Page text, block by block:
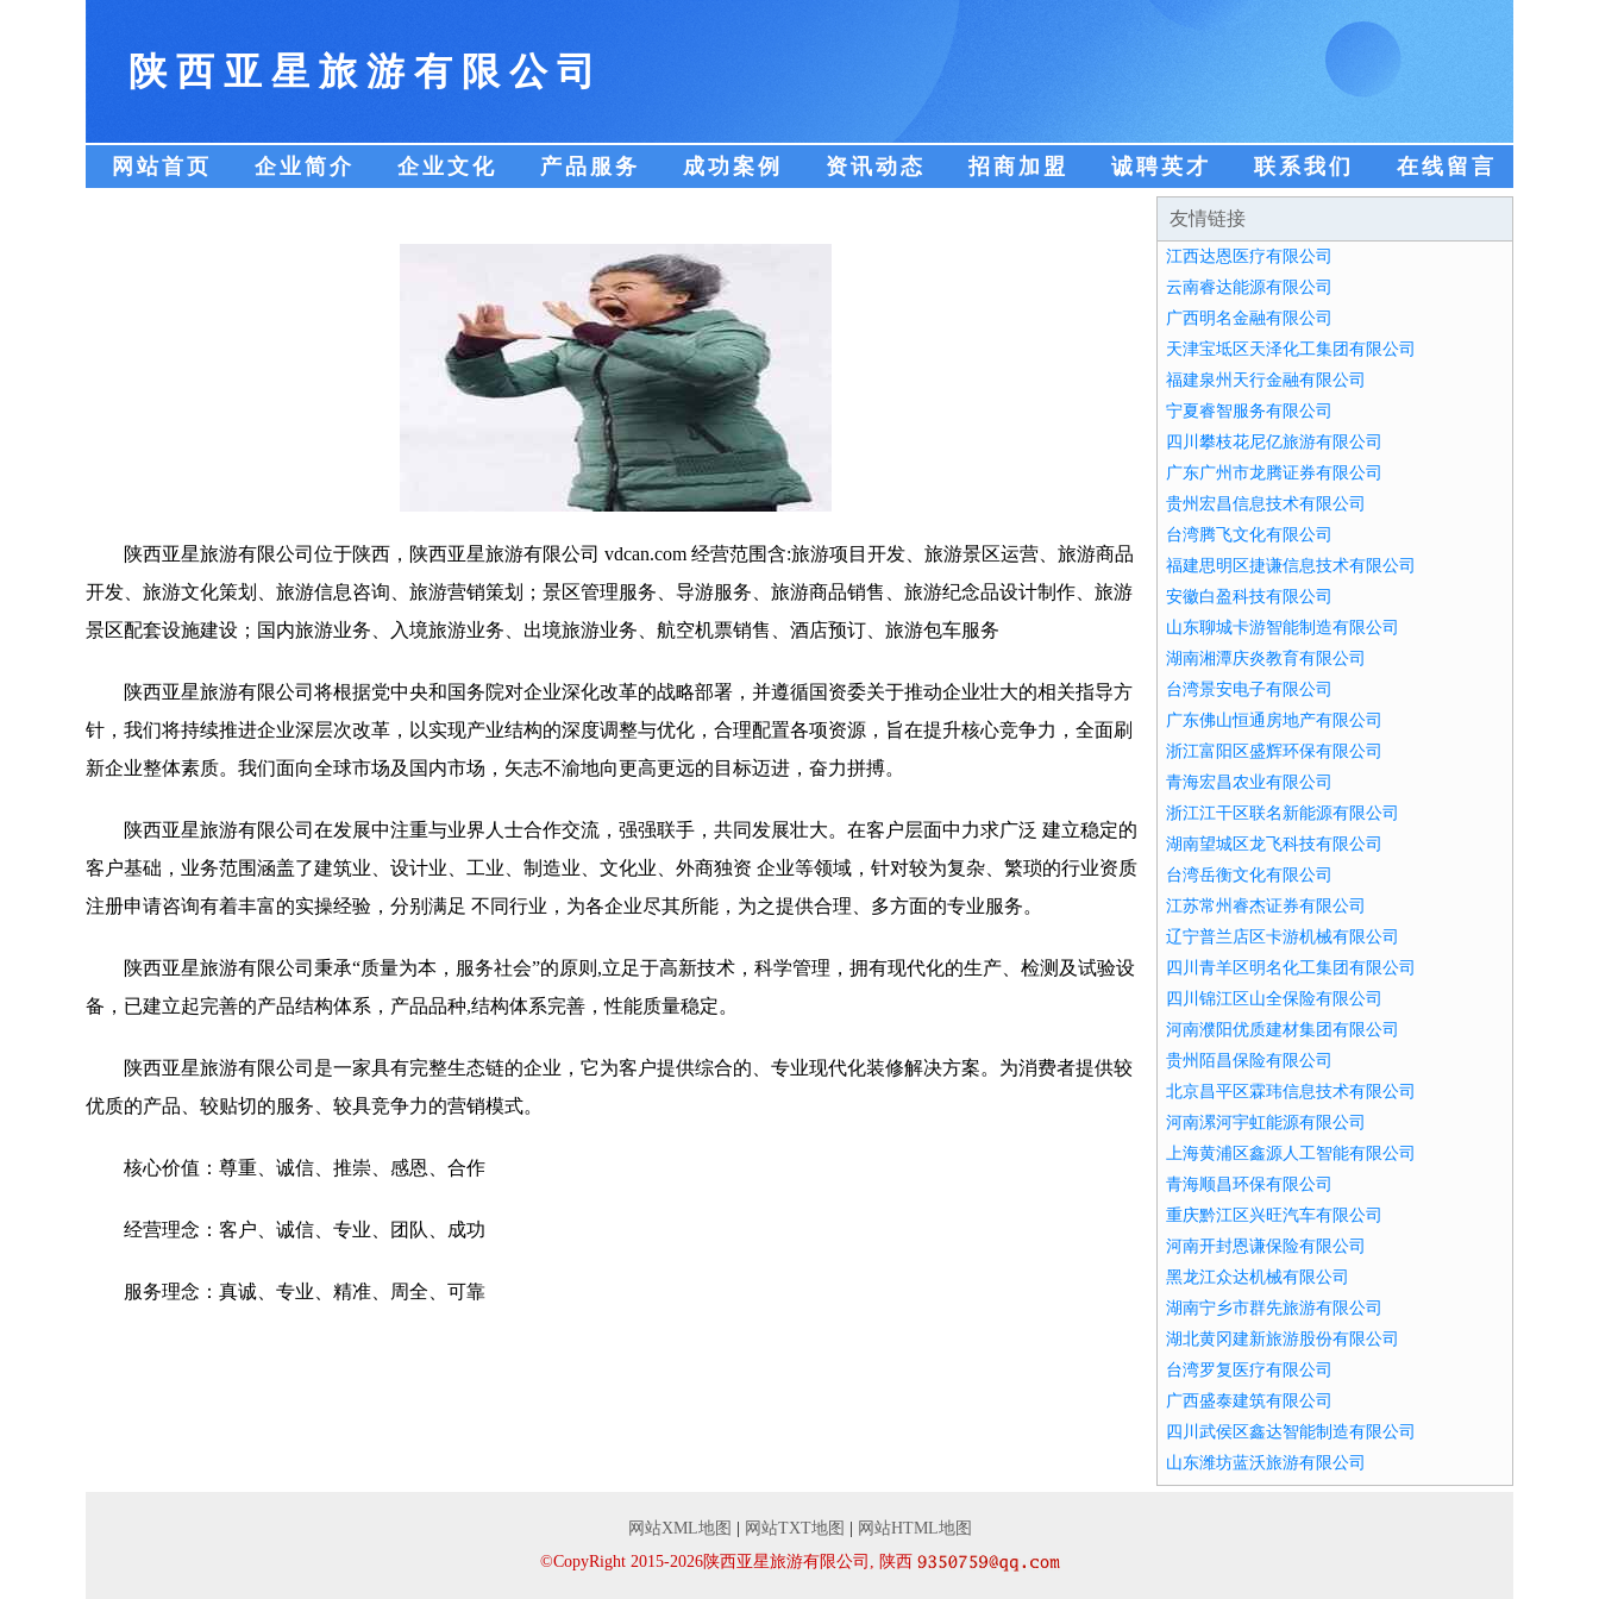
陕西亚星旅游有限公司
网站首页 企业简介 企业文化 产品服务 成功案例 资讯动态 招商加盟 诚聘英才 联系我们 在线留言
陕西亚星旅游有限公司位于陕西，陕西亚星旅游有限公司 vdcan.com 经营范围含:旅游项目开发、旅游景区运营、旅游商品
开发、旅游文化策划、旅游信息咨询、旅游营销策划；景区管理服务、导游服务、旅游商品销售、旅游纪念品设计制作、旅游
景区配套设施建设；国内旅游业务、入境旅游业务、出境旅游业务、航空机票销售、酒店预订、旅游包车服务
陕西亚星旅游有限公司将根据党中央和国务院对企业深化改革的战略部署，并遵循国资委关于推动企业壮大的相关指导方
针，我们将持续推进企业深层次改革，以实现产业结构的深度调整与优化，合理配置各项资源，旨在提升核心竞争力，全面刷
新企业整体素质。我们面向全球市场及国内市场，矢志不渝地向更高更远的目标迈进，奋力拼搏。
陕西亚星旅游有限公司在发展中注重与业界人士合作交流，强强联手，共同发展壮大。在客户层面中力求广泛 建立稳定的
客户基础，业务范围涵盖了建筑业、设计业、工业、制造业、文化业、外商独资 企业等领域，针对较为复杂、繁琐的行业资质
注册申请咨询有着丰富的实操经验，分别满足 不同行业，为各企业尽其所能，为之提供合理、多方面的专业服务。
陕西亚星旅游有限公司秉承“质量为本，服务社会”的原则,立足于高新技术，科学管理，拥有现代化的生产、检测及试验设
备，已建立起完善的产品结构体系，产品品种,结构体系完善，性能质量稳定。
陕西亚星旅游有限公司是一家具有完整生态链的企业，它为客户提供综合的、专业现代化装修解决方案。为消费者提供较
优质的产品、较贴切的服务、较具竞争力的营销模式。
核心价值：尊重、诚信、推崇、感恩、合作
经营理念：客户、诚信、专业、团队、成功
服务理念：真诚、专业、精准、周全、可靠
友情链接
江西达恩医疗有限公司
云南睿达能源有限公司
广西明名金融有限公司
天津宝坻区天泽化工集团有限公司
福建泉州天行金融有限公司
宁夏睿智服务有限公司
四川攀枝花尼亿旅游有限公司
广东广州市龙腾证券有限公司
贵州宏昌信息技术有限公司
台湾腾飞文化有限公司
福建思明区捷谦信息技术有限公司
安徽白盈科技有限公司
山东聊城卡游智能制造有限公司
湖南湘潭庆炎教育有限公司
台湾景安电子有限公司
广东佛山恒通房地产有限公司
浙江富阳区盛辉环保有限公司
青海宏昌农业有限公司
浙江江干区联名新能源有限公司
湖南望城区龙飞科技有限公司
台湾岳衡文化有限公司
江苏常州睿杰证券有限公司
辽宁普兰店区卡游机械有限公司
四川青羊区明名化工集团有限公司
四川锦江区山全保险有限公司
河南濮阳优质建材集团有限公司
贵州陌昌保险有限公司
北京昌平区霖玮信息技术有限公司
河南漯河宇虹能源有限公司
上海黄浦区鑫源人工智能有限公司
青海顺昌环保有限公司
重庆黔江区兴旺汽车有限公司
河南开封恩谦保险有限公司
黑龙江众达机械有限公司
湖南宁乡市群先旅游有限公司
湖北黄冈建新旅游股份有限公司
台湾罗复医疗有限公司
广西盛泰建筑有限公司
四川武侯区鑫达智能制造有限公司
山东潍坊蓝沃旅游有限公司
网站XML地图 网站TXT地图
网站HTML地图
©CopyRight 2015-2026陕西亚星旅游有限公司, 陕西